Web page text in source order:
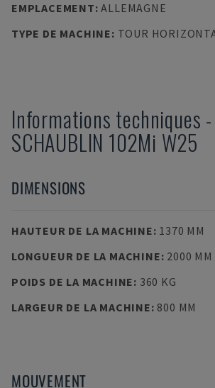
EMPLACEMENT:ALLEMAGNE
TYPE DE MACHINE: TOUR
Informations techniques -
SCHAUBLIN 102Mi W25
DIMENSIONS
HAUTEUR DE LA MACHINE: 1370 MM
LONGUEUR DE LA MACHINE: 2000 MM
POIDS DE LA MACHINE: 360 KG
LARGEUR DE LA MACHINE: 800 MM
MOUVEMENT